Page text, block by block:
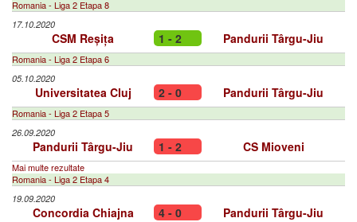
Romania - Liga 2 Etapa 8
17.10.2020
CSM Reșița 1 - 2 Pandurii Târgu-Jiu
Romania - Liga 2 Etapa 6
05.10.2020
Universitatea Cluj 2 - 0 Pandurii Târgu-Jiu
Romania - Liga 2 Etapa 5
26.09.2020
Pandurii Târgu-Jiu 1 - 2 CS Mioveni
Mai multe rezultate
Romania - Liga 2 Etapa 4
19.09.2020
Concordia Chiajna 4 - 0 Pandurii Târgu-Jiu